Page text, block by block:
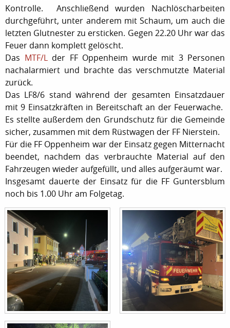
Kontrolle. Anschließend wurden Nachlöscharbeiten
durchgeführt, unter anderem mit Schaum, um auch die
letzten Glutnester zu ersticken. Gegen 22.20 Uhr war das
Feuer dann komplett gelöscht.
Das MTF/Lder FF Oppenheim wurde mit 3 Personen
nachalarmiert und brachte das verschmutzte Material
zurück.
Das LF8/6 stand während der gesamten Einsatzdauer
mit 9 Einsatzkräften in Bereitschaft an der Feuerwache.
Es stellte außerdem den Grundschutz für die Gemeinde
sicher, zusammen mit dem Rüstwagen der FF Nierstein.
Für die FF Oppenheim war der Einsatz gegen Mitternacht
beendet, nachdem das verbrauchte Material auf den
Fahrzeugen wieder aufgefüllt, und alles aufgeräumt war.
Insgesamt dauerte der Einsatz für die FF Guntersblum
noch bis 1.00 Uhr am Folgetag.